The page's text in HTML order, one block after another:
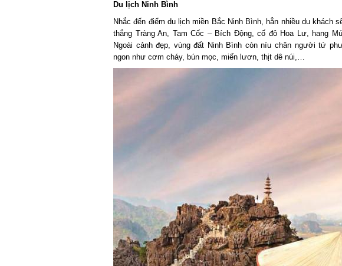
Du lịch Ninh Bình
Nhắc đến điểm du lịch miền Bắc Ninh Bình, hẳn nhiều du khách
thắng Tràng An, Tam Cốc – Bích Động, cố đô Hoa Lư, hang
Ngoài cảnh đẹp, vùng đất Ninh Bình còn níu chân người tứ
ngon như cơm cháy, bún mọc, miến lươn, thịt dê núi,…